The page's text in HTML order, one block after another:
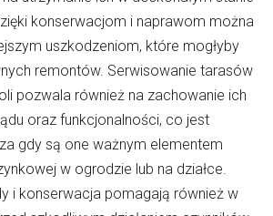
konserwacjom i naprawom można
uszkodzeniom, które mogłyby
remontów. Serwisowanie tarasów
pozwala również na zachowanie ich
oraz funkcjonalności, co jest
gdy są one ważnym elementem
w ogrodzie lub na działce.
i konserwacja pomagają również w